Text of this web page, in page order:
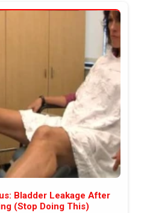
Bladder Leakage After
(Stop Doing This)